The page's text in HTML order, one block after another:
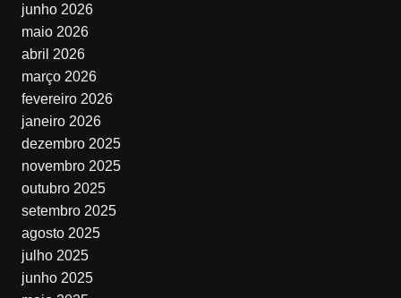
junho 2026
maio 2026
abril 2026
março 2026
fevereiro 2026
janeiro 2026
dezembro 2025
novembro 2025
outubro 2025
setembro 2025
agosto 2025
julho 2025
junho 2025